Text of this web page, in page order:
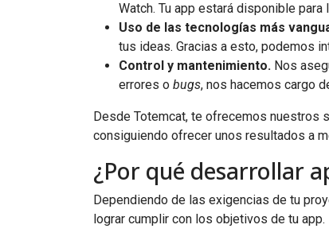
Watch. Tu app estará disponible
Uso de las tecnologías más
tus ideas. Gracias a esto, podemos
Control y mantenimiento. Nos
errores o bugs, nos hacemos cargo
Desde Totemcat, te ofrecemos nuestros
consiguiendo ofrecer unos resultados a
¿Por qué desarrollar
Dependiendo de las exigencias de tu
lograr cumplir con los objetivos de tu